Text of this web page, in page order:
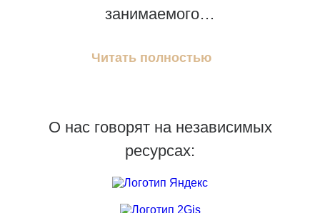
занимаемого…
Читать полностью
О нас говорят на независимых
ресурсах: